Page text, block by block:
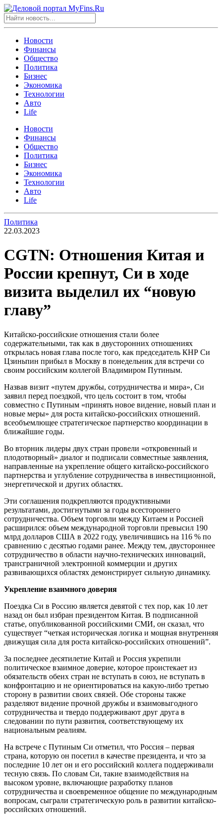
Новости
Финансы
Общество
Политика
Бизнес
Экономика
Технологии
Авто
Life
Новости
Финансы
Общество
Политика
Бизнес
Экономика
Технологии
Авто
Life
Политика
22.03.2023
CGTN: Отношения Китая и
России крепнут, Си в ходе
визита выделил их “новую
главу”
Китайско-российские отношения стали более
содержательными, так как в двусторонних отношениях
открылась новая глава после того, как председатель КНР Си
Цзиньпин прибыл в Москву в понедельник для встречи со
своим российским коллегой Владимиром Путиным.
Назвав визит «путем дружбы, сотрудничества и мира», Си
заявил перед поездкой, что цель состоит в том, чтобы
совместно с Путиным «принять новое видение, новый план и
новые меры» для роста китайско-российских отношений.
всеобъемлющее стратегическое партнерство координации в
ближайшие годы.
Во вторник лидеры двух стран провели «откровенный и
плодотворный» диалог и подписали совместные заявления,
направленные на укрепление общего китайско-российского
партнерства и углубление сотрудничества в инвестиционной,
энергетической и других областях.
Эти соглашения подкрепляются продуктивными
результатами, достигнутыми за годы всестороннего
сотрудничества. Объем торговли между Китаем и Россией
расширился: объем международной торговли превысил 190
млрд долларов США в 2022 году, увеличившись на 116 % по
сравнению с десятью годами ранее. Между тем, двустороннее
сотрудничество в области научно-технических инноваций,
трансграничной электронной коммерции и других
развивающихся областях демонстрирует сильную динамику.
Укрепление взаимного доверия
Поездка Си в Россию является девятой с тех пор, как 10 лет
назад он был избран президентом Китая. В подписанной
статье, опубликованной российскими СМИ, он сказал, что
существует “четкая историческая логика и мощная внутренняя
движущая сила для роста китайско-российских отношений”.
За последнее десятилетие Китай и Россия укрепили
политическое взаимное доверие, которое проистекает из
обязательств обеих стран не вступать в союз, не вступать в
конфронтацию и не ориентироваться на какую-либо третью
сторону в развитии своих связей. Обе стороны также
разделяют видение прочной дружбы и взаимовыгодного
сотрудничества и твердо поддерживают друг друга в
следовании по пути развития, соответствующему их
национальным реалиям.
На встрече с Путиным Си отметил, что Россия – первая
страна, которую он посетил в качестве президента, и что за
последние 10 лет он и его российский коллега поддерживали
тесную связь. По словам Си, такие взаимодействия на
высоком уровне, включающие разработку планов
сотрудничества и своевременное общение по международным
вопросам, сыграли стратегическую роль в развитии китайско-
российских отношений.